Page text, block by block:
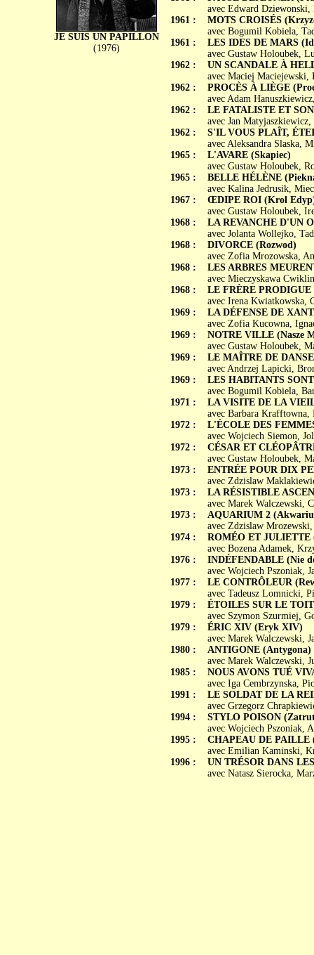
JE SUIS UN PAPILLON
(1976)
1961 :
1961 :
1962 :
1962 :
1962 :
1962 :
1965 :
1965 :
1967 :
1968 :
1968 :
1968 :
1968 :
1969 :
1969 :
1969 :
1969 :
1971 :
1972 :
1972 :
1973 :
1973 :
1973 :
1974 :
1976 :
1977 :
1979 :
1979 :
1980 :
1985 :
1991 :
1994 :
1995 :
1996 :
avec Edward Dziewonski,
MOTS CROISÉS
avec Bogumil Kobiela,
LES IDES DE MARS
avec Gustaw Holoubek,
UN SCANDALE À
avec Maciej Maciejewski,
PROCÈS À LIÈGE
avec Adam
LE FATALISTE ET
avec Jan
S'IL VOUS PLAÎT,
avec Aleksandra Slaska,
L'AVARE (Skapiec)
avec Gustaw Holoubek,
BELLE HÉLÈNE
avec Kalina Jedrusik,
ŒDIPE ROI (Krol
avec Gustaw Holoubek,
LA REVANCHE D'UN
avec Jolanta Wollejko,
DIVORCE (Rozwod)
avec Zofia Mrozowska,
LES ARBRES
avec Mieczyskawa
LE FRÈRE
avec Irena Kwiatkowska,
LA DÉFENSE DE
avec Zofia Kucowna,
NOTRE VILLE (Nasze
avec Gustaw Holoubek,
LE MAÎTRE DE
avec Andrzej Lapicki,
LES HABITANTS
avec Bogumil Kobiela,
LA VISITE DE LA
avec Barbara Krafftowna,
L'ÉCOLE DES
avec Wojciech Siemon,
CÉSAR ET
avec Gustaw Holoubek,
ENTRÉE POUR DIX
avec Zdzislaw
LA RÉSISTIBLE
avec Marek Walczewski,
AQUARIUM 2
avec Zdzislaw
ROMÉO ET JULIETTE
avec Bozena Adamek,
INDÉFENDABLE (Nie
avec Wojciech Pszoniak,
LE CONTRÔLEUR
avec Tadeusz Lomnicki,
ÉTOILES SUR LE
avec Szymon Szurmiej,
ÉRIC XIV (Eryk XIV)
avec Marek Walczewski,
ANTIGONE (Antygona)
avec Marek Walczewski,
NOUS AVONS TUÉ
avec Iga Cembrzynska,
LE SOLDAT DE LA
avec Grzegorz
STYLO POISON
avec Wojciech Pszoniak,
CHAPEAU DE PAILLE
avec Emilian Kaminski,
UN TRÉSOR DANS
avec Natasz Sierocka,